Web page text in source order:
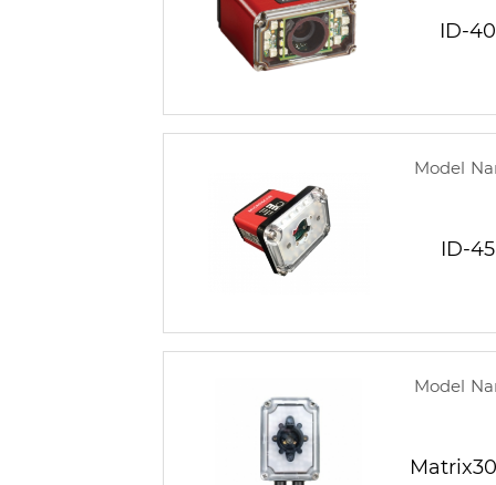
ID-40
Model
ID-45
Model